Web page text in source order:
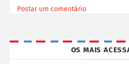
Postar um comentário
OS MAIS